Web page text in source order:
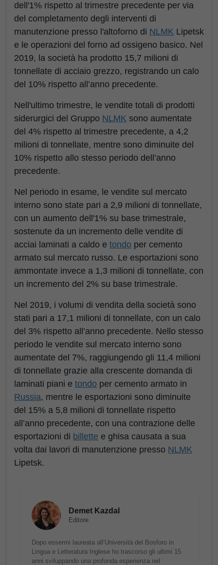
dell'1% rispetto al trimestre precedente per via
del completamento degli interventi di
manutenzione presso l'altoforno di NLMK Lipetsk
e le operazioni del forno ad ossigeno basico. Nel
2019, la società ha prodotto 15,7 milioni di
tonnellate di acciaio grezzo, registrando un calo
del 10% rispetto all’anno precedente.
Nell'ultimo trimestre, le vendite totali di prodotti
siderurgici del Gruppo NLMK sono aumentate
del 4% rispetto al trimestre precedente, a 4,2
milioni di tonnellate, mentre sono diminuite del
10% rispetto allo stesso periodo dell’anno
precedente.
Nel periodo in esame, le vendite sul mercato
interno sono state pari a 2,9 milioni di tonnellate,
con un aumento dell'1% su base trimestrale,
sostenute da un incremento delle vendite di
acciai laminati a caldo e tondo per cemento
armato sul mercato russo. Le esportazioni sono
ammontate invece a 1,3 milioni di tonnellate, con
un incremento del 2% su base trimestrale.
Nel 2019, i volumi di vendita della società sono
stati pari a 17,1 milioni di tonnellate, con un calo
del 3% rispetto all’anno precedente. Nello stesso
periodo le vendite sul mercato interno sono
aumentate del 7%, raggiungendo gli 11,4 milioni
di tonnellate grazie alla crescente domanda di
laminati piani e tondo per cemento armato in
Russia, mentre le esportazioni sono diminuite
del 15% a 5,8 milioni di tonnellate rispetto
all’anno precedente, con una contrazione delle
esportazioni di billette e ghisa causata a sua
volta dai lavori di manutenzione presso NLMK
Lipetsk.
Demet Kazdal
Editore
Dopo essermi laureata all’Università del Bosforo in
Lingua e Letteratura Inglese ho trascorso gli ultimi 15
anni sviluppando una profonda esperienza nel